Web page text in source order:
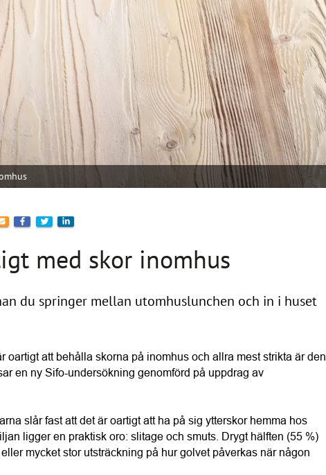
med skor inomhus
du springer mellan utomhuslunchen och in i huset
oartigt att behålla skorna på inomhus och allra mest strikta är den
en ny Sifo-undersökning genomförd på uppdrag av
slår fast att det är oartigt att ha på sig ytterskor hemma hos
ligger en praktisk oro: slitage och smuts. Drygt hälften (55 %)
mycket stor utsträckning på hur golvet påverkas när någon